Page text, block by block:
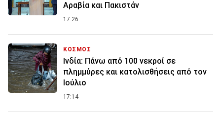
Αραβία και Πακιστάν
17:26
ΚΟΣΜΟΣ
Ινδία: Πάνω από 100 νεκροί σε
πλημμύρες και κατολισθήσεις από τον
Ιούλιο
17:14